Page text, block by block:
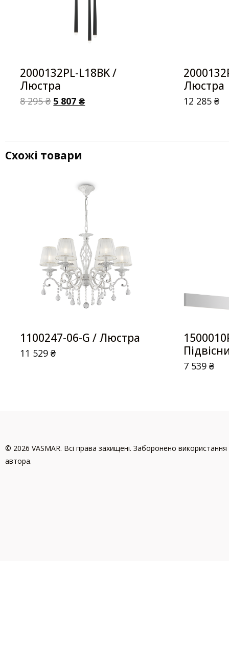
2000132PL-L18BK /
Люстра
8 295₴ 5 807₴
Люстра
12 285₴
Схожі товари
1100247-06-G / Люстра
11 529₴
7 539₴
© 2026 VASMAR. Всі права захищені. Заборонено використання
автора.